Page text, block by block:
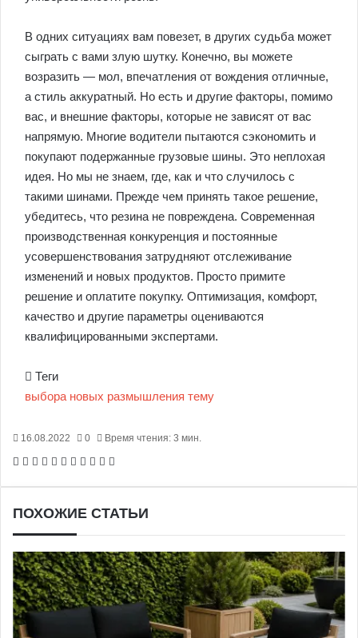
В одних ситуациях вам повезет, в других судьба может
сыграть с вами злую шутку. Конечно, вы можете
возразить — мол, впечатления от вождения отличные,
а стиль аккуратный. Но есть и другие факторы, помимо
вас, и внешние факторы, которые не зависят от вас
напрямую. Многие водители пытаются сэкономить и
покупают подержанные грузовые шины. Это неплохая
идея. Но мы не знаем, где, как и что случилось с
такими шинами. Прежде чем принять такое решение,
убедитесь, что резина не повреждена. Современная
производственная конкуренция и постоянные
усовершенствования затрудняют отслеживание
изменений и новых продуктов. Просто примите
решение и оплатите покупку. Оптимизация, комфорт,
качество и другие параметры оцениваются
квалифицированными экспертами.
Теги
выбора новых размышления тему
16.08.2022 0 Время чтения: 3 мин.
Facebook
X Pinterest
Вконтакте
Одноклассники
Messenger
Messenger
WhatsApp
Telegram
Viber
ПОХОЖИЕ СТАТЬИ